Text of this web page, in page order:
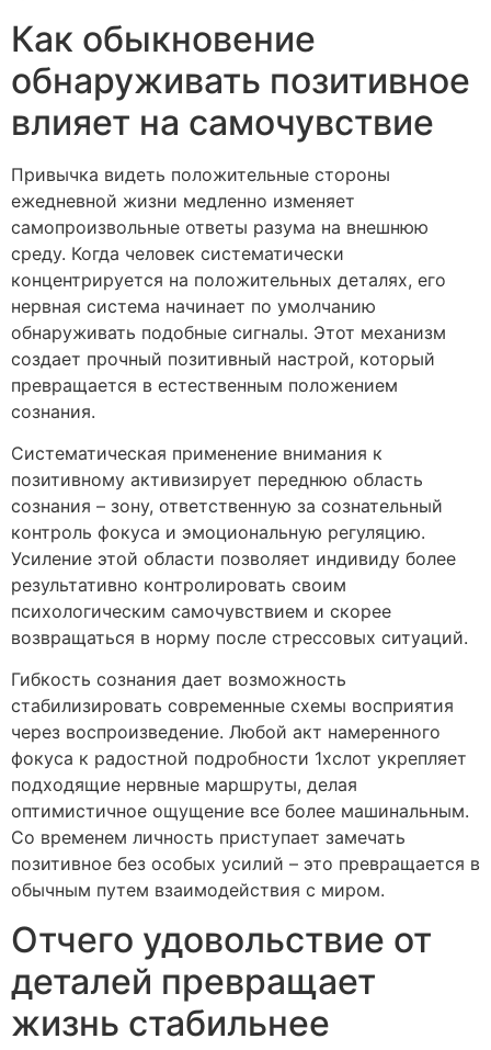
Как обыкновение
обнаруживать позитивное
влияет на самочувствие
Привычка видеть положительные стороны
ежедневной жизни медленно изменяет
самопроизвольные ответы разума на внешнюю
среду. Когда человек систематически
концентрируется на положительных деталях, его
нервная система начинает по умолчанию
обнаруживать подобные сигналы. Этот механизм
создает прочный позитивный настрой, который
превращается в естественным положением
сознания.
Систематическая применение внимания к
позитивному активизирует переднюю область
сознания – зону, ответственную за сознательный
контроль фокуса и эмоциональную регуляцию.
Усиление этой области позволяет индивиду более
результативно контролировать своим
психологическим самочувствием и скорее
возвращаться в норму после стрессовых ситуаций.
Гибкость сознания дает возможность
стабилизировать современные схемы восприятия
через воспроизведение. Любой акт намеренного
фокуса к радостной подробности 1хслот укрепляет
подходящие нервные маршруты, делая
оптимистичное ощущение все более машинальным.
Со временем личность приступает замечать
позитивное без особых усилий – это превращается в
обычным путем взаимодействия с миром.
Отчего удовольствие от
деталей превращает
жизнь стабильнее